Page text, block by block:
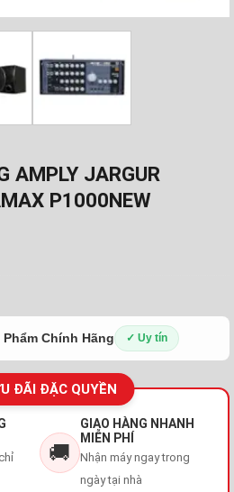
AMPLY JARGUR
P1000NEW
Phẩm Chính Hãng ✓ Uy tín
ĐÃI ĐẶC QUYỀN
🚚
GIAO HÀNG NHANH
MIỄN PHÍ
Nhận máy ngay trong
ngày tại nhà